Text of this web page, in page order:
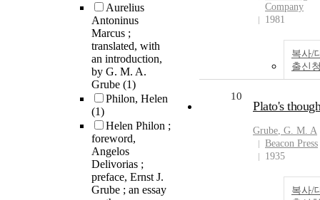
Aurelius
Antoninus
Marcus ;
translated, with
an introduction,
by G. M. A.
Grube (1)
Philon, Helen
(1)
Helen Philon ;
foreword,
Angelos
Delivorias ;
preface, Ernst J.
Grube ; an essay
Company
1981
복사/
출신
10
Plato's
Grube, G. M. A
Beacon Press
1935
복사/